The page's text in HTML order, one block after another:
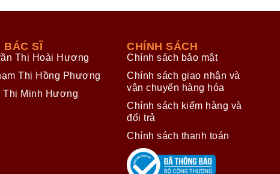
BÁC SĨ
Thị Hoài Hương
Thị Hồng Phượng
Thị Minh Hương
CHÍNH SÁCH
Chính sách bảo mật
Chính sách giao nhận và
vận chuyển hàng hóa
Chính sách kiểm hàng và
đổi trả
Chính sách thanh toán